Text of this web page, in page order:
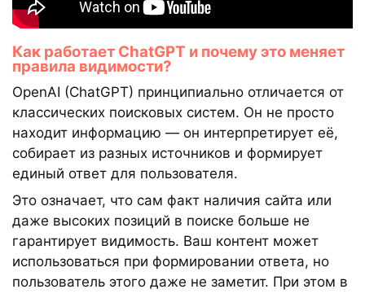
Как работает ChatGPT и почему это меняет
правила видимости?
OpenAI (ChatGPT) принципиально отличается от
классических поисковых систем. Он не просто
находит информацию — он интерпретирует её,
собирает из разных источников и формирует
единый ответ для пользователя.
Это означает, что сам факт наличия сайта или
даже высоких позиций в поиске больше не
гарантирует видимость. Ваш контент может
использоваться при формировании ответа, но
пользователь этого даже не заметит. При этом в